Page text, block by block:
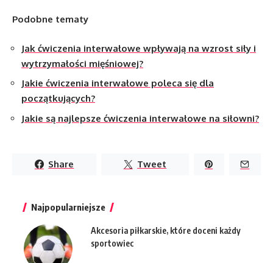
Podobne tematy
Jak ćwiczenia interwałowe wpływają na wzrost siły i
wytrzymałości mięśniowej?
Jakie ćwiczenia interwałowe poleca się dla
początkujących?
Jakie są najlepsze ćwiczenia interwałowe na siłowni?
Share Tweet
Najpopularniejsze
Akcesoria piłkarskie, które doceni każdy
sportowiec